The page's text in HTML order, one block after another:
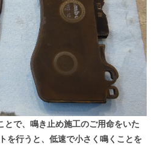
とで、鳴き止め施工のご用命をいた
を行うと、低速で小さく鳴くことを